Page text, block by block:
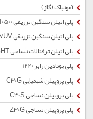
آمونیاک (گاز)
پلی اتیلن سنگین تزریقی HI0500
پلی اتیلن سنگین تزریقی 60507UV
پلی اتیلن ترفتالات نساجی SUPER BRIGHT
پلی بوتادین رابر 1220
پلی پروپیلن شیمیایی C30G
پلی پروپیلن نساجی C30S
پلی پروپیلن نساجی Z30G